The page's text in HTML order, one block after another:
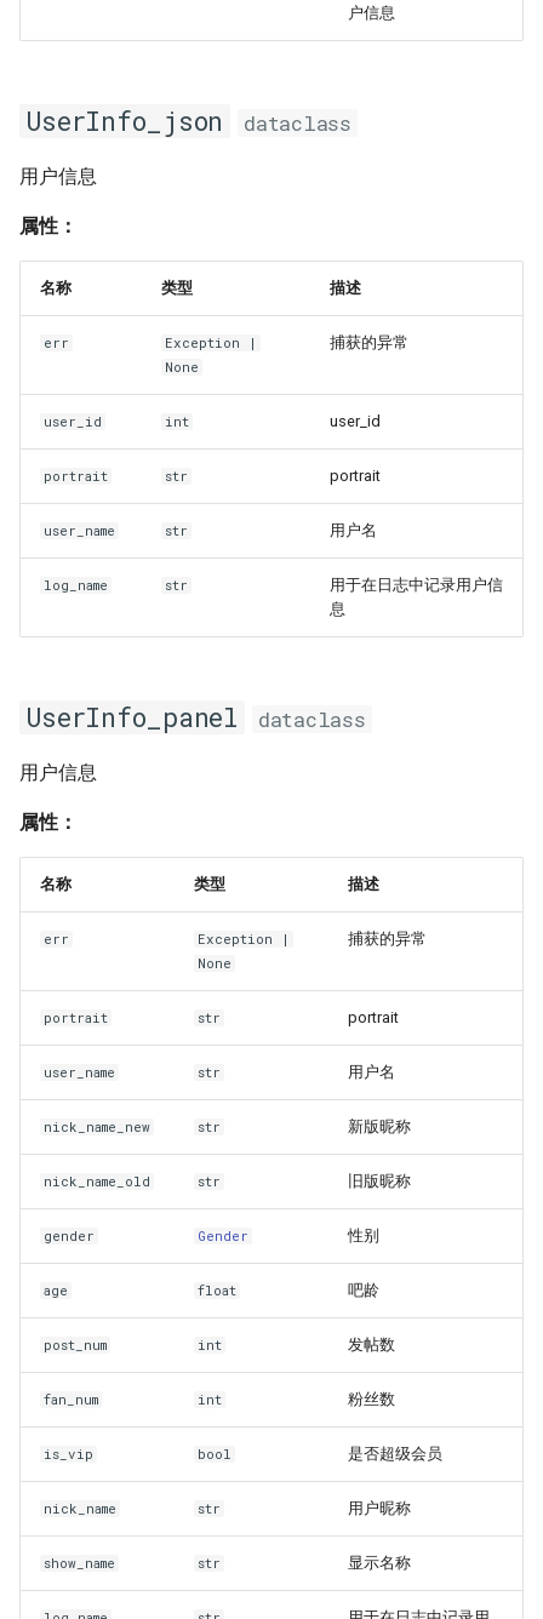
户信息
UserInfo_json dataclass
用户信息
属性：
名称 类型 描述
err Exception |
None
捕获的异常
user_id int user_id
portrait str portrait
user_name str 用户名
log_name str
用于在日志中记录用户信
息
UserInfo_panel dataclass
用户信息
属性：
名称 类型 描述
err Exception |
None
捕获的异常
portrait str portrait
user_name str 用户名
nick_name_new str 新版昵称
nick_name_old str 旧版昵称
gender Gender 性别
age float 吧龄
post_num int 发帖数
fan_num int 粉丝数
is_vip bool 是否超级会员
nick_name str 用户昵称
show_name str 显示名称